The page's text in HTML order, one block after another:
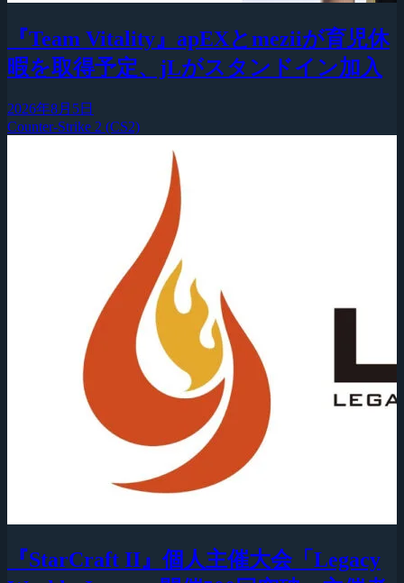
『Team Vitality』apEXとmeziiが育児休
暇を取得予定、jLがスタンドイン加入
2026年8月5日
Counter-Strike 2 (CS2)
『StarCraft II』個人主催大会「Legacy